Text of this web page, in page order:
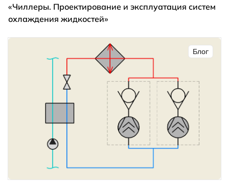
«Чиллеры. Проектирование и эксплуатация систем
охлаждения жидкостей»
Блог